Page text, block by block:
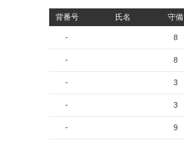
背番号 氏名 守備
- 8
- 8
- 3
- 3
- 9